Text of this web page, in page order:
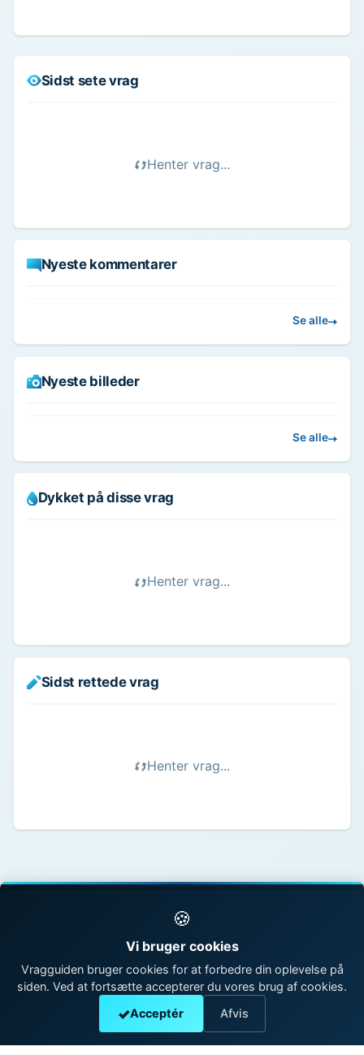
Sidst sete vrag
Henter vrag...
Nyeste kommentarer
Se alle
Nyeste billeder
Se alle
Dykket på disse vrag
Henter vrag...
Sidst rettede vrag
Henter vrag...
© 1998 - 2026 Vragguiden - Danmarks største
vragdatabase
Kontakt os|Om Vragguiden
🍪
Vi bruger cookies
Vragguiden bruger cookies for at forbedre din oplevelse på
siden. Ved at fortsætte accepterer du vores brug af cookies.
Acceptér
Afvis